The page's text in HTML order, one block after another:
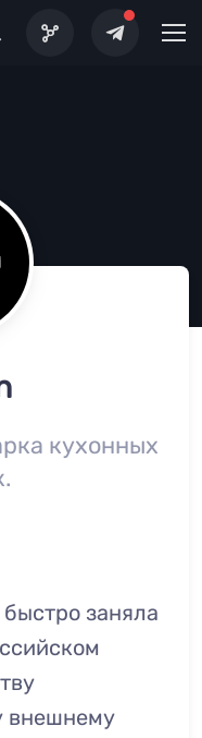
кухонных
быстро заняла
внешнему